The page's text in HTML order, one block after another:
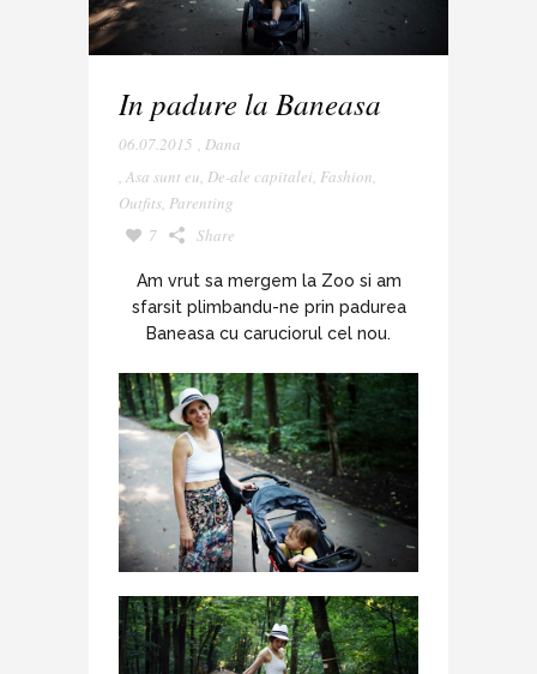
In padure la Baneasa
06.07.2015 , Dana
, Asa sunt eu, De-ale capitalei, Fashion,
Outfits, Parenting
7
Share
Am vrut sa mergem la Zoo si am
sfarsit plimbandu-ne prin padurea
Baneasa cu caruciorul cel nou.